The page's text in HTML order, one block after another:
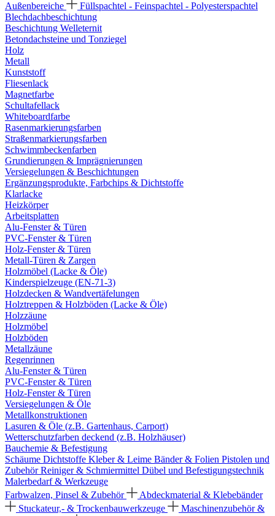
Außenbereiche
Füllspachtel - Feinspachtel - Polyesterspachtel
Blechdachbeschichtung
Beschichtung Welleternit
Betondachsteine und Tonziegel
Holz
Metall
Kunststoff
Fliesenlack
Magnetfarbe
Schultafellack
Whiteboardfarbe
Rasenmarkierungsfarben
Straßenmarkierungsfarben
Schwimmbeckenfarben
Grundierungen & Imprägnierungen
Versiegelungen & Beschichtungen
Ergänzungsprodukte, Farbchips & Dichtstoffe
Klarlacke
Heizkörper
Arbeitsplatten
Alu-Fenster & Türen
PVC-Fenster & Türen
Holz-Fenster & Türen
Metall-Türen & Zargen
Holzmöbel (Lacke & Öle)
Kinderspielzeuge (EN-71-3)
Holzdecken & Wandvertäfelungen
Holztreppen & Holzböden (Lacke & Öle)
Holzzäune
Holzmöbel
Holzböden
Metallzäune
Regenrinnen
Alu-Fenster & Türen
PVC-Fenster & Türen
Holz-Fenster & Türen
Versiegelungen & Öle
Metallkonstruktionen
Lasuren & Öle (z.B. Gartenhaus, Carport)
Wetterschutzfarben deckend (z.B. Holzhäuser)
Bauchemie & Befestigung
Schäume Dichtstoffe Kleber & Leime Bänder & Folien Pistolen und
ZubehörReiniger & Schmiermittel Dübel und Befestigungstechnik
Malerbedarf & Werkzeuge
Farbwalzen, Pinsel & Zubehör
Abdeckmaterial & Klebebänder
Stuckateur,- & Trockenbauwerkzeuge
Maschinenzubehör &